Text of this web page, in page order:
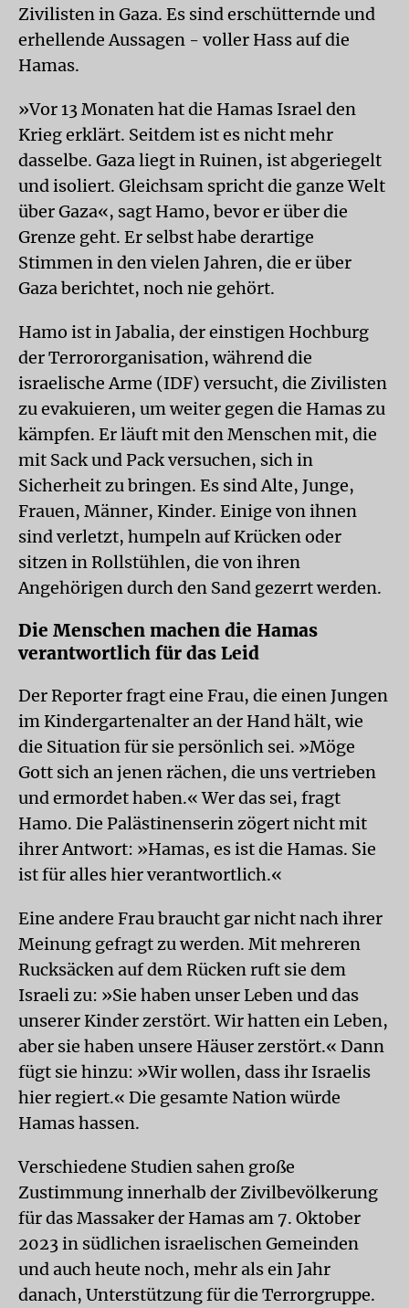
Zivilisten in Gaza. Es sind erschütternde und
erhellende Aussagen - voller Hass auf die
Hamas.
»Vor 13 Monaten hat die Hamas Israel den
Krieg erklärt. Seitdem ist es nicht mehr
dasselbe. Gaza liegt in Ruinen, ist abgeriegelt
und isoliert. Gleichsam spricht die ganze Welt
über Gaza«, sagt Hamo, bevor er über die
Grenze geht. Er selbst habe derartige
Stimmen in den vielen Jahren, die er über
Gaza berichtet, noch nie gehört.
Hamo ist in Jabalia, der einstigen Hochburg
der Terrororganisation, während die
israelische Arme (IDF) versucht, die Zivilisten
zu evakuieren, um weiter gegen die Hamas zu
kämpfen. Er läuft mit den Menschen mit, die
mit Sack und Pack versuchen, sich in
Sicherheit zu bringen. Es sind Alte, Junge,
Frauen, Männer, Kinder. Einige von ihnen
sind verletzt, humpeln auf Krücken oder
sitzen in Rollstühlen, die von ihren
Angehörigen durch den Sand gezerrt werden.
Die Menschen machen die Hamas
verantwortlich für das Leid
Der Reporter fragt eine Frau, die einen Jungen
im Kindergartenalter an der Hand hält, wie
die Situation für sie persönlich sei. »Möge
Gott sich an jenen rächen, die uns vertrieben
und ermordet haben.« Wer das sei, fragt
Hamo. Die Palästinenserin zögert nicht mit
ihrer Antwort: »Hamas, es ist die Hamas. Sie
ist für alles hier verantwortlich.«
Eine andere Frau braucht gar nicht nach ihrer
Meinung gefragt zu werden. Mit mehreren
Rucksäcken auf dem Rücken ruft sie dem
Israeli zu: »Sie haben unser Leben und das
unserer Kinder zerstört. Wir hatten ein Leben,
aber sie haben unsere Häuser zerstört.« Dann
fügt sie hinzu: »Wir wollen, dass ihr Israelis
hier regiert.« Die gesamte Nation würde
Hamas hassen.
Verschiedene Studien sahen große
Zustimmung innerhalb der Zivilbevölkerung
für das Massaker der Hamas am 7. Oktober
2023 in südlichen israelischen Gemeinden
und auch heute noch, mehr als ein Jahr
danach, Unterstützung für die Terrorgruppe.